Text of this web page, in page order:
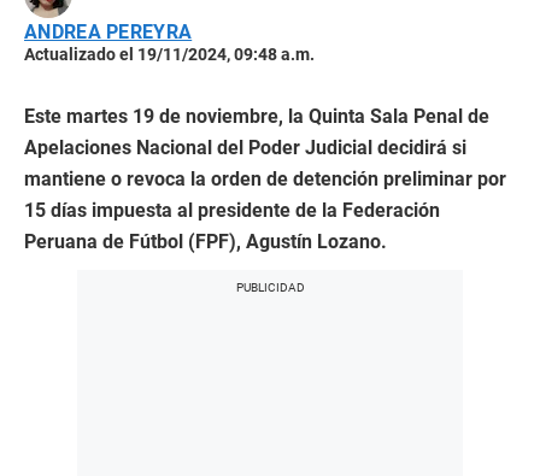
ANDREA PEREYRA
Actualizado el 19/11/2024, 09:48 a.m.
Este martes 19 de noviembre, la Quinta Sala Penal de
Apelaciones Nacional del Poder Judicial decidirá si
mantiene o revoca la orden de detención preliminar por
15 días impuesta al presidente de la Federación
Peruana de Fútbol (FPF), Agustín Lozano.